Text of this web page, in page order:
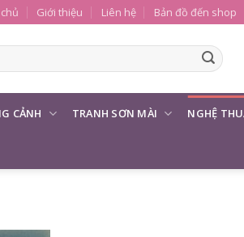
Giới thiệu Liên hệ Bản đồ đến shop
CẢNH TRANH SƠN MÀI NGHỆ